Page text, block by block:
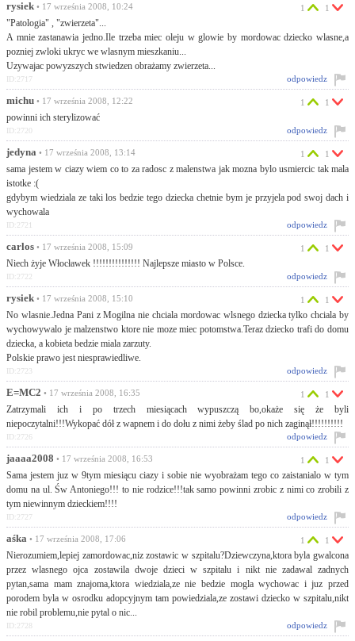
rysiek • 17 września 2008, 10:24
"Patologia" , "zwierzeta"...
A mnie zastanawia jedno.Ile trzeba miec oleju w glowie by mordowac dziecko wlasne,a
pozniej zwloki ukryc we wlasnym mieszkaniu...
Uzywajac powyzszych stwiedzen obrażamy zwierzeta...
1 1
odpowiedz
ID:2717
michu • 17 września 2008, 12:22
powinni ich sterylizować
1 1
odpowiedz
ID:2720
jedyna • 17 września 2008, 13:14
sama jestem w ciazy wiem co to za radosc z malenstwa jak mozna bylo usmiercic tak mala
istotke :(
gdybym wiedziala ze taki los bedzie tego dziecka chetnie bym je przyjela pod swoj dach i
wychowala
1 1
odpowiedz
ID:2721
carlos • 17 września 2008, 15:09
Niech żyje Włocławek !!!!!!!!!!!!!!! Najlepsze miasto w Polsce.
1 1
odpowiedz
ID:2722
rysiek • 17 września 2008, 15:10
No wlasnie.Jedna Pani z Mogilna nie chciala mordowac wlsnego dziecka tylko chciala by
wychowywalo je malzenstwo ktore nie moze miec potomstwa.Teraz dziecko trafi do domu
dziecka, a kobieta bedzie miala zarzuty.
Polskie prawo jest niesprawiedliwe.
1 1
odpowiedz
ID:2723
E=MC2 • 17 września 2008, 16:35
Zatrzymali ich i po trzech miesiącach wypuszczą bo,okaże się że byli
niepoczytalni!!!Wykopać dół z wapnem i do dołu z nimi żeby ślad po nich zaginął!!!!!!!!!!
1 1
odpowiedz
ID:2726
jaaaa2008 • 17 września 2008, 16:53
Sama jestem juz w 9tym miesiącu ciazy i sobie nie wyobrażam tego co zaistanialo w tym
domu na ul. Św Antoniego!!! to nie rodzice!!!tak samo powinni zrobic z nimi co zrobili z
tym niewinnym dzieckiem!!!!
1 1
odpowiedz
ID:2727
aśka • 17 września 2008, 17:06
Nierozumiem,lepiej zamordowac,niz zostawic w szpitalu?Dziewczyna,ktora byla gwalcona
przez wlasnego ojca zostawila dwoje dzieci w szpitalu i nikt nie zadawal zadnych
pytan,sama mam znajoma,ktora wiedziala,ze nie bedzie mogla wychowac i juz przed
porodem byla w osrodku adopcyjnym tam powiedziala,ze zostawi dziecko w szpitalu,nikt
nie robil problemu,nie pytal o nic...
1 1
odpowiedz
ID:2728